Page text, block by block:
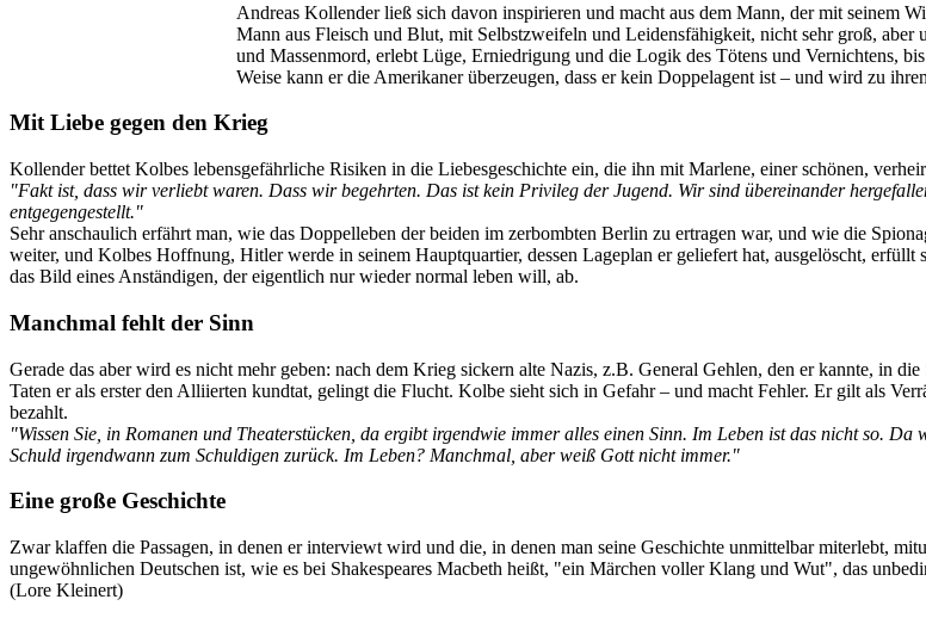
Andreas Kollender ließ sich davon inspirieren und macht aus dem Mann, der mit seinem
Mann aus Fleisch und Blut, mit Selbstzweifeln und Leidensfähigkeit, nicht sehr groß,
und Massenmord, erlebt Lüge, Erniedrigung und die Logik des Tötens und Vernichtens,
Weise kann er die Amerikaner überzeugen, dass er kein Doppelagent ist – und wird zu
Mit Liebe gegen den Krieg
Kollender bettet Kolbes lebensgefährliche Risiken in die Liebesgeschichte ein, die ihn mit Marlene, einer schönen,
"Fakt ist, dass wir verliebt waren. Dass wir begehrten. Das ist kein Privileg der Jugend. Wir sind übereinander
entgegengestellt."
Sehr anschaulich erfährt man, wie das Doppelleben der beiden im zerbombten Berlin zu ertragen war, und wie die
weiter, und Kolbes Hoffnung, Hitler werde in seinem Hauptquartier, dessen Lageplan er geliefert hat, ausgelöscht,
das Bild eines Anständigen, der eigentlich nur wieder normal leben will, ab.
Manchmal fehlt der Sinn
Gerade das aber wird es nicht mehr geben: nach dem Krieg sickern alte Nazis, z.B. General Gehlen, den er kannte, in
Taten er als erster den Alliierten kundtat, gelingt die Flucht. Kolbe sieht sich in Gefahr – und macht Fehler. Er gilt als
bezahlt.
"Wissen Sie, in Romanen und Theaterstücken, da ergibt irgendwie immer alles einen Sinn. Im Leben ist das nicht so.
Schuld irgendwann zum Schuldigen zurück. Im Leben? Manchmal, aber weiß Gott nicht immer."
Eine große Geschichte
Zwar klaffen die Passagen, in denen er interviewt wird und die, in denen man seine Geschichte unmittelbar miterlebt,
ungewöhnlichen Deutschen ist, wie es bei Shakespeares Macbeth heißt, "ein Märchen voller Klang und Wut", das
(Lore Kleinert)